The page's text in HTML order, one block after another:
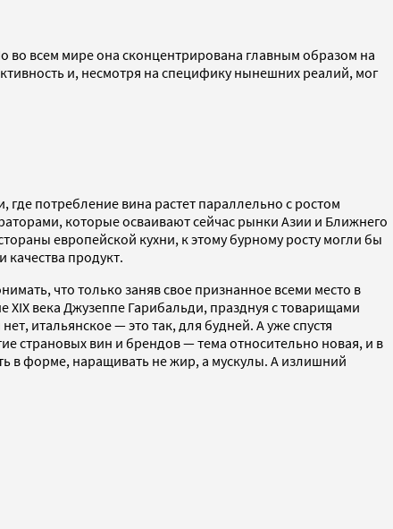
во всем мире она сконцентрирована главным образом на
и, несмотря на специфику нынешних реалий, мог
где потребление вина растет параллельно с ростом
которые осваивают сейчас рынки Азии и Ближнего
европейской кухни, к этому бурному росту могли бы
продукт.
что только заняв свое признанное всеми место в
века Джузеппе Гарибальди, празднуя с товарищами
итальянское — это так, для будней. А уже спустя
страновых вин и брендов — тема относительно новая, и в
в форме, наращивать не жир, а мускулы. А излишний